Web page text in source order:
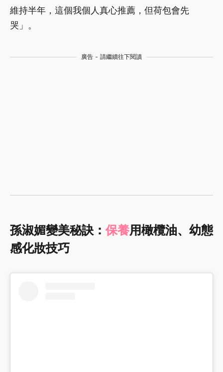
維持半年，這個我個人真心推薦，但荷包會先
哭」。
廣告 - 請繼續往下閱讀
孫淑媚變美秘訣：保養用橄欖油、幼態
感化妝技巧